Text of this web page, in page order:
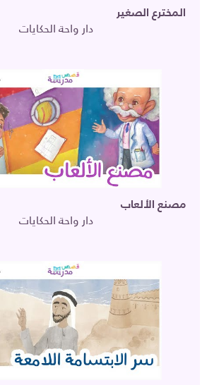
المخترع الصغير
دار واحة الحكايات
مصنع الألعاب
دار واحة الحكايات